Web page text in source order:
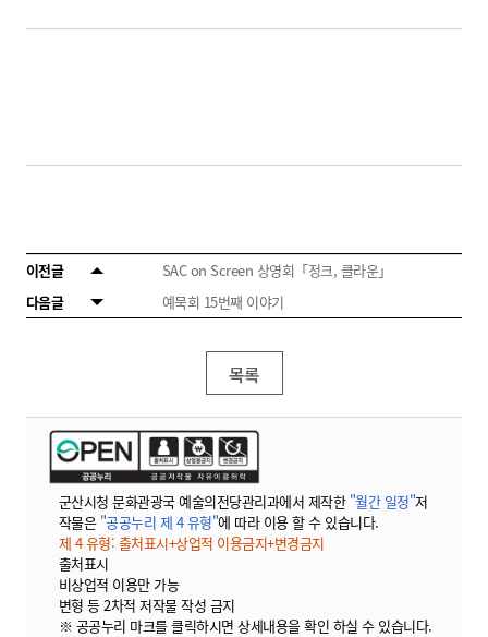
이전글
SAC on Screen 상영회「정크, 클라운」
다음글
예묵회 15번째 이야기
목록
군산시청 문화관광국 예술의전당관리과에서 제작한 "월간 일정"저
작물은 "공공누리 제 4 유형"에 따라 이용 할 수 있습니다.
제 4 유형: 출처표시+상업적 이용금지+변경금지
출처표시
비상업적 이용만 가능
변형 등 2차적 저작물 작성 금지
※ 공공누리 마크를 클릭하시면 상세내용을 확인 하실 수 있습니다.